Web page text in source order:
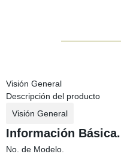
Visión General
Descripción del producto
Visión General
Información Básica.
No. de Modelo.